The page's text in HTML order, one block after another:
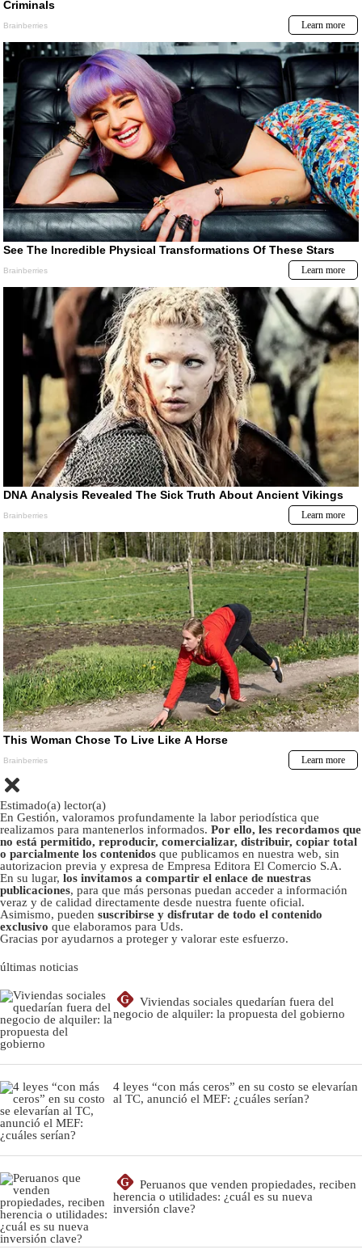
Estimado(a) lector(a)
En Gestión, valoramos profundamente la labor periodística que
realizamos para mantenerlos informados. Por ello, les recordamos que
no está permitido, reproducir, comercializar, distribuir, copiar total
o parcialmente los contenidos que publicamos en nuestra web, sin
autorizacion previa y expresa de Empresa Editora El Comercio S.A.
En su lugar, los invitamos a compartir el enlace de nuestras
publicaciones, para que más personas puedan acceder a información
veraz y de calidad directamente desde nuestra fuente oficial.
Asimismo, pueden suscribirse y disfrutar de todo el contenido
exclusivo que elaboramos para Uds.
Gracias por ayudarnos a proteger y valorar este esfuerzo.
últimas noticias
G
Viviendas sociales quedarían fuera del
negocio de alquiler: la propuesta del gobierno
4 leyes “con más ceros” en su costo se elevarían
al TC, anunció el MEF: ¿cuáles serían?
G
Peruanos que venden propiedades, reciben
herencia o utilidades: ¿cuál es su nueva
inversión clave?